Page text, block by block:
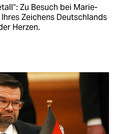
Zu Besuch bei Marie-
Zeichens Deutschlands
Herzen.